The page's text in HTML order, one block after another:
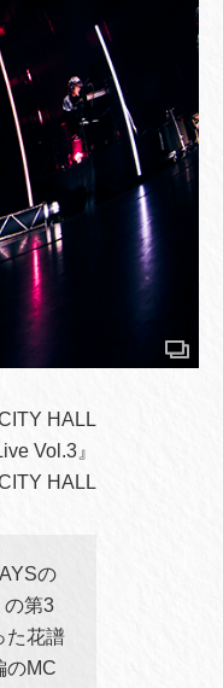
HALL
Vol.3』
HALL
の
の第3
た花譜
のMC